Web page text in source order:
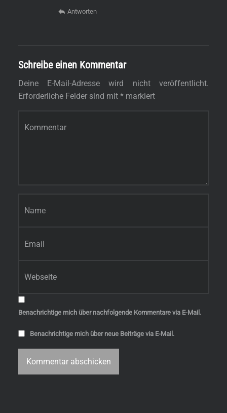
Antworten
Schreibe einen Kommentar
Deine E-Mail-Adresse wird nicht veröffentlicht.
Erforderliche Felder sind mit *markiert
Benachrichtige mich über nachfolgende Kommentare via E-Mail.
Benachrichtige mich über neue Beiträge via E-Mail.